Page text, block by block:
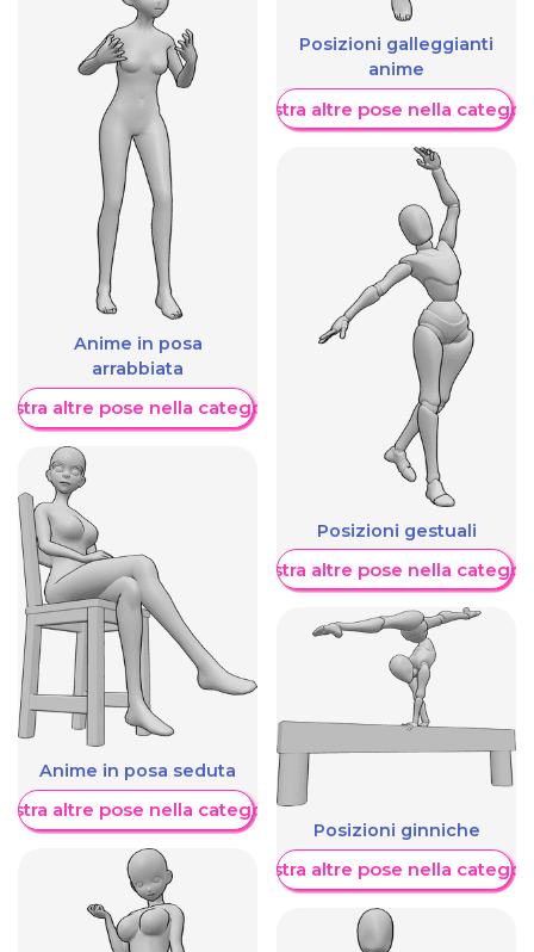
Anime in posa
arrabbiata
altre pose nella categoria
Anime in posa seduta
altre pose nella categoria
Posizioni galleggianti
anime
Mostra altre pose nella
Posizioni gestuali
Mostra altre pose nella
Posizioni ginniche
Mostra altre pose nella